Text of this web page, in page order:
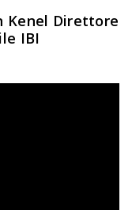
Kenel Direttore
IBI